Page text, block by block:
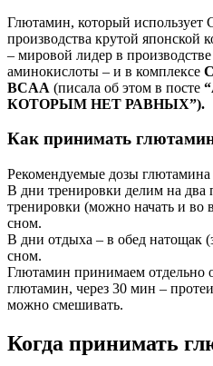
Глютамин, который использует
производства крутой
– мировой лидер в
аминокислоты – и в комплексе
BCAA (писала об этом в посте
КОТОРЫМ НЕТ РАВНЫХ”).
Как принимать
Рекомендуемые дозы глютамина
В дни тренировки делим на два
тренировки (можно начать и во
сном.
В дни отдыха – в обед натощак
сном.
Глютамин принимаем отдельно
глютамин, через 30 мин –
можно смешивать.
Когда принимать